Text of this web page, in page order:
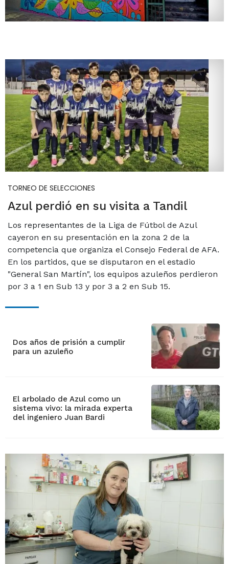
TORNEO DE SELECCIONES
Azul perdió en su visita a Tandil
Los representantes de la Liga de Fútbol de Azul
cayeron en su presentación en la zona 2 de la
competencia que organiza el Consejo Federal de AFA.
En los partidos, que se disputaron en el estadio
"General San Martín", los equipos azuleños perdieron
por 3 a 1 en Sub 13 y por 3 a 2 en Sub 15.
Dos años de prisión a cumplir
para un azuleño
El arbolado de Azul como un
sistema vivo: la mirada experta
del ingeniero Juan Bardi